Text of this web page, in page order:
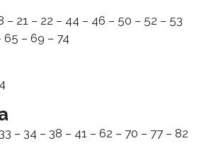
– 21 – 22 – 44 – 46 – 50 – 52 – 53
65 – 69 – 74
– 34 – 38 – 41 – 62 – 70 – 77 – 82